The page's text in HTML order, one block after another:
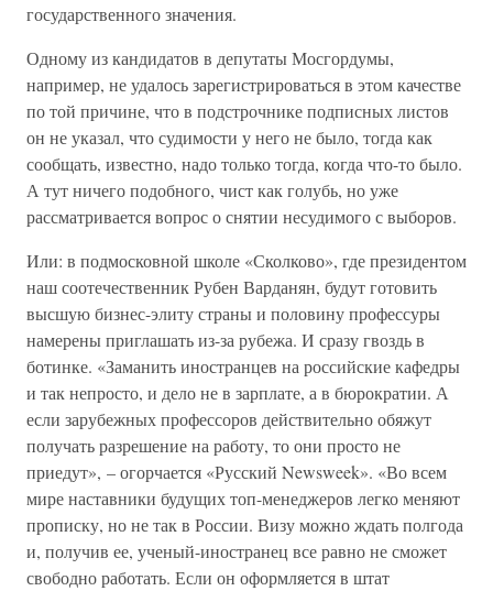
государственного значения.
Одному из кандидатов в депутаты Мосгордумы,
например, не удалось зарегистрироваться в этом качестве
по той причине, что в подстрочнике подписных листов
он не указал, что судимости у него не было, тогда как
сообщать, известно, надо только тогда, когда что-то было.
А тут ничего подобного, чист как голубь, но уже
рассматривается вопрос о снятии несудимого с выборов.
Или: в подмосковной школе «Сколково», где президентом
наш соотечественник Рубен Варданян, будут готовить
высшую бизнес-элиту страны и половину профессуры
намерены приглашать из-за рубежа. И сразу гвоздь в
ботинке. «Заманить иностранцев на российские кафедры
и так непросто, и дело не в зарплате, а в бюрократии. А
если зарубежных профессоров действительно обяжут
получать разрешение на работу, то они просто не
приедут», – огорчается «Русский Newsweek». «Во всем
мире наставники будущих топ-менеджеров легко меняют
прописку, но не так в России. Визу можно ждать полгода
и, получив ее, ученый-иностранец все равно не сможет
свободно работать. Если он оформляется в штат